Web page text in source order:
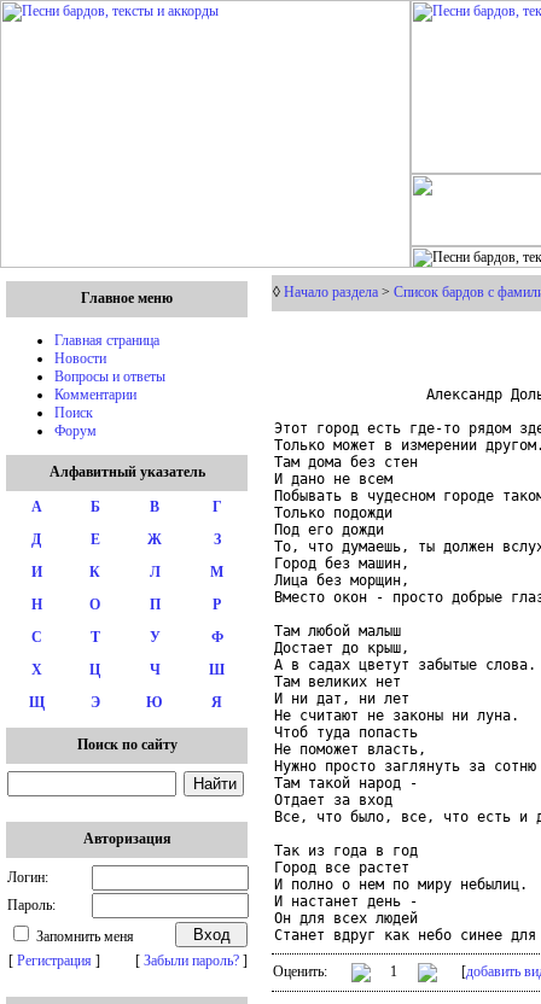
Главное меню
Главная страница
Новости
Вопросы и ответы
Комментарии
Поиск
Форум
Алфавитный указатель
А Б В
Г
Д
Е Ж
З
И
К Л
М
Н
О П
Р
С
Т У
Ф
Х
Ц Ч
Ш
Щ
Э Ю Я
Поиск по сайту
Авторизация
Логин:
Пароль:
Запомнить меня
[ Регистрация ] [ Забыли пароль? ]
◊ Начало раздела > Список бардов с
Александр
Этот город есть где-то рядом
Только может в измерении
Там дома без стен
И дано не всем
Побывать в чудесном городе
Только подожди
Под его дожди
То, что думаешь, ты должен
Город без машин,
Лица без морщин,
Вместо окон - просто добрые
Там любой малыш
Достает до крыш,
А в садах цветут забытые слова.
Там великих нет
И ни дат, ни лет
Не считают не законы ни луна.
Чтоб туда попасть
Не поможет власть,
Нужно просто заглянуть за
Там такой народ -
Отдает за вход
Все, что было, все, что есть и
Так из года в год
Город все растет
И полно о нем по миру небылиц.
И настанет день -
Он для всех людей
Станет вдруг как небо синее
Оценить: 1 [добавить